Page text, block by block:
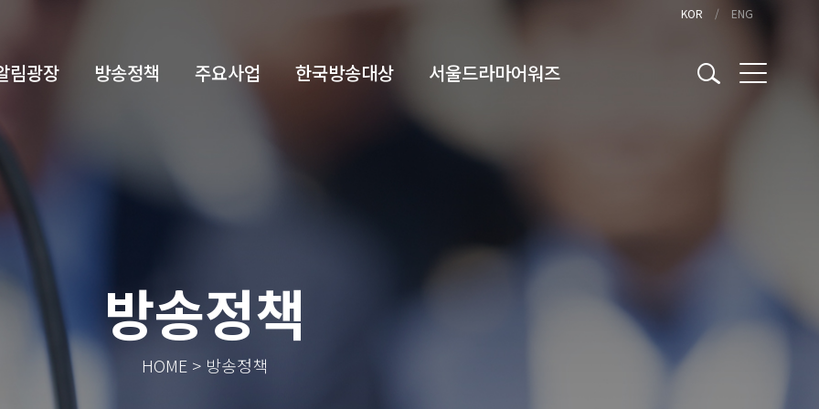
KOR ENG
림광장 방송정책 주요사업 한국방송대상 서울드라마어워즈
방송정책
HOME > 방송정책